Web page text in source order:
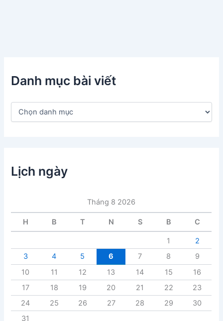
Danh mục bài viết
c
b
Lịch ngày
Tháng 8 2026
H B T N S B C
1
2
3
4 5 6 7 8
9
10
11 12 13 14 15
16
17
18 19 20 21 22
23
24
25 26 27 28 29
30
31